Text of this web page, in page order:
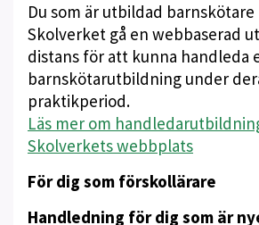
Du som är utbildad barnskötare
Skolverket gå en webbaserad
distans för att kunna handleda
barnskötarutbildning under
praktikperiod.
Läs mer om
Skolverkets webbplats
För dig som förskollärare
Handledning för dig som är